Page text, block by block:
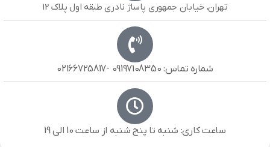
تهران، خیابان جمهوری پاساژ نادری طبقه اول پلاک 12
شماره تماس: 09197108350 -02166725817
ساعت کاری: شنبه تا پنج شنبه از ساعت 10 الی 19